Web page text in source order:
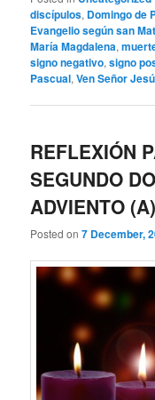
discípulos, Domingo de
Evangelio según san
María Magdalena,
signo negativo,signo
Pascual,Ven Señor
REFLEXIÓN
SEGUNDO
ADVIENTO
Posted on7 December,